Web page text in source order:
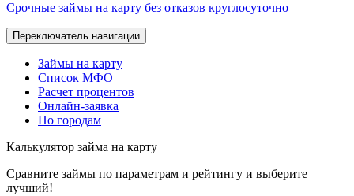
Срочные займы на карту без отказов круглосуточно
Переключатель навигации
Займы на карту
Список МФО
Расчет процентов
Онлайн-заявка
По городам
Калькулятор займа на карту
Сравните займы по параметрам и рейтингу и выберите
лучший!